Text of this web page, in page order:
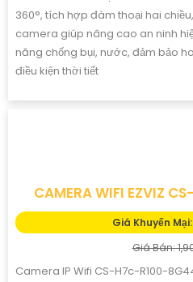
Giá Khuyến
Giá Bán:
Camera Wifi CS-H8C 2K+ 4MP
wifi cao cấp, đáng tin cậy và hiệu